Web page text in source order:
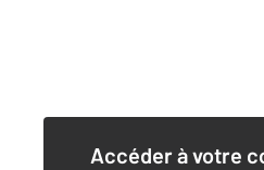
Accéder à votre